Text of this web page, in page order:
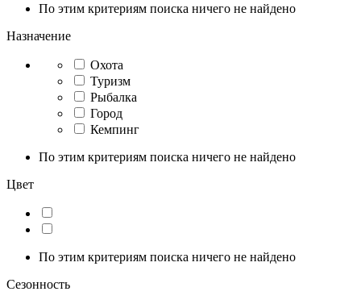
По этим критериям поиска ничего не найдено
Назначение
Охота
Туризм
Рыбалка
Город
Кемпинг
По этим критериям поиска ничего не найдено
Цвет
По этим критериям поиска ничего не найдено
Сезонность